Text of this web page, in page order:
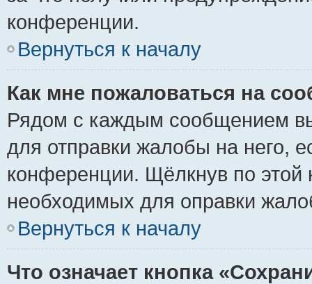
конференции.
Вернуться к началу
Как мне пожаловаться на
Рядом с каждым сообщением
для отправки жалобы на него,
конференции. Щёлкнув по этой
необходимых для оправки
Вернуться к началу
Что означает кнопка